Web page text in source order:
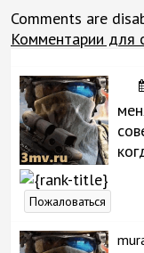
Comments are
Комментарии для
Пожаловаться